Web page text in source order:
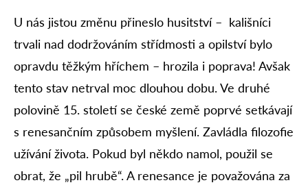
U nás jistou změnu přineslo husitství – kališníci
trvali nad dodržováním střídmosti a opilství bylo
opravdu těžkým hříchem – hrozila i poprava! Avšak
tento stav netrval moc dlouhou dobu. Ve druhé
polovině 15. století se české země poprvé setkávají
s renesančním způsobem myšlení. Zavládla filozofie
užívání života. Pokud byl někdo namol, použil se
obrat, že „pil hrubě“. A renesance je považována za